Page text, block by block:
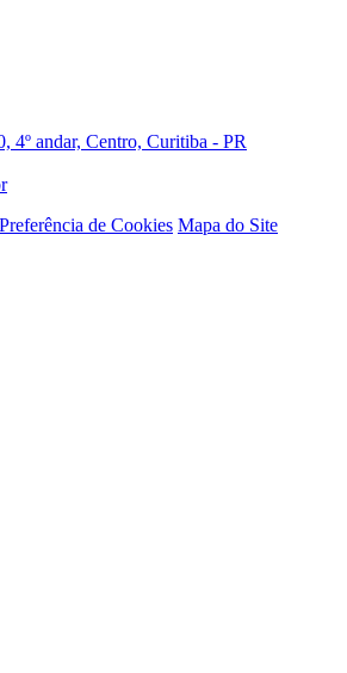
4º andar, Centro, Curitiba - PR
Preferência de Cookies Mapa do Site